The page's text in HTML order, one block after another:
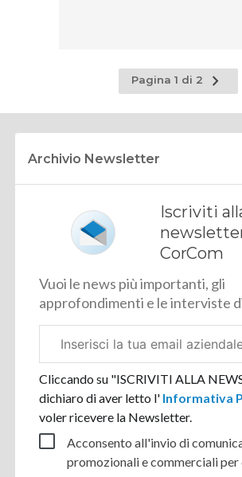
Pagina 1 di 2
Pagina
Archivio Newsletter
Iscriviti
CorCom
Vuoi le news più importanti, gli
approfondimenti e le interviste
aziendale
Cliccando su "ISCRIVITI ALLA
dichiaro di aver letto l' Informativa
voler ricevere la Newsletter.
Acconsento all'invio di
promozionali e commerciali